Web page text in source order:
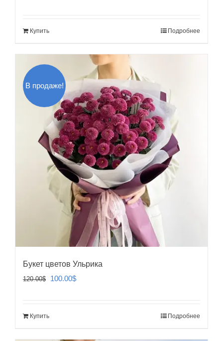
Купить Подробнее
В продаже!
Букет цветов Ульрика
120.00$
Первоначальная
100.00$Текущая
Купить Подробнее